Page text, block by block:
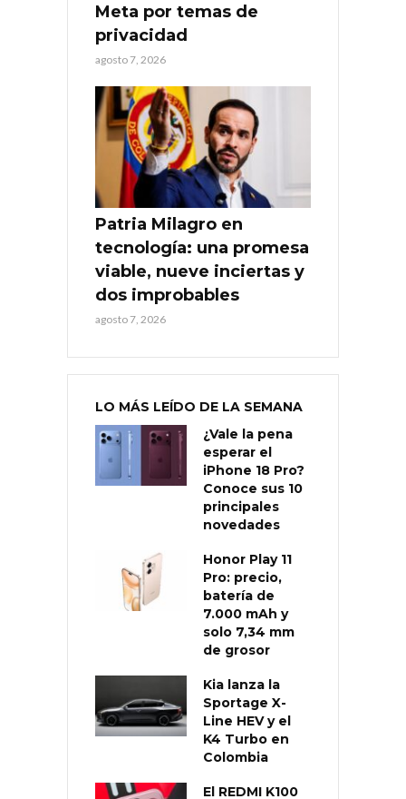
Meta por temas de
privacidad
agosto 7, 2026
Patria Milagro en
tecnología: una promesa
viable, nueve inciertas y
dos improbables
agosto 7, 2026
LO MÁS LEÍDO DE LA SEMANA
¿Vale la pena
esperar el
iPhone 18 Pro?
Conoce sus 10
principales
novedades
Honor Play 11
Pro: precio,
batería de
7.000 mAh y
solo 7,34 mm
de grosor
Kia lanza la
Sportage X-
Line HEV y el
K4 Turbo en
Colombia
El REDMI K100